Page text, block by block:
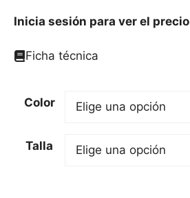
Inicia sesión para ver el precio
Ficha técnica
Color
Talla